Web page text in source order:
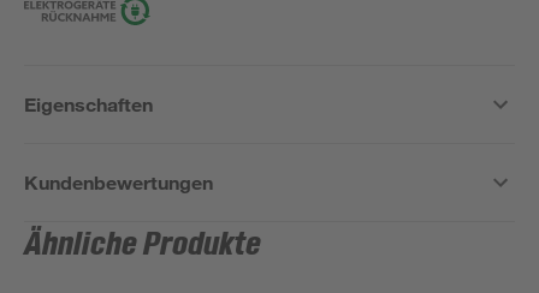
Eigenschaften
Kundenbewertungen
Ähnliche Produkte